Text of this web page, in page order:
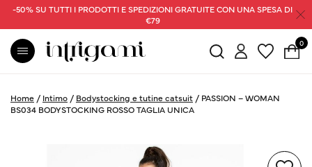
-50% SU TUTTI I PRODOTTI E SPEDIZIONI GRATUITE CON UNA SPESA DI
€79
0
Home / Intimo / Bodystocking e tutine catsuit / PASSION – WOMAN
BS034 BODYSTOCKING ROSSO TAGLIA UNICA